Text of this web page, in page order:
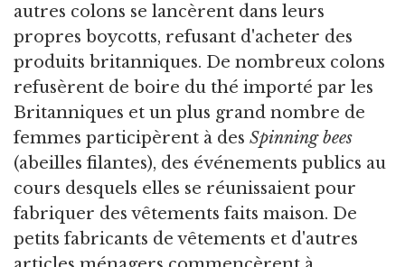
autres colons se lancèrent dans leurs
propres boycotts, refusant d'acheter des
produits britanniques. De nombreux colons
refusèrent de boire du thé importé par les
Britanniques et un plus grand nombre de
femmes participèrent à des Spinning bees
(abeilles filantes), des événements publics au
cours desquels elles se réunissaient pour
fabriquer des vêtements faits maison. De
petits fabricants de vêtements et d'autres